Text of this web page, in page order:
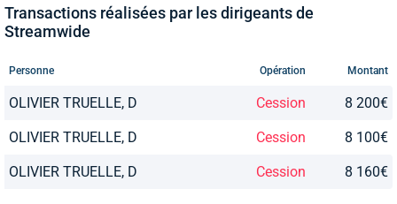
Transactions réalisées par les dirigeants de
Streamwide
Personne Opération Montant
OLIVIER TRUELLE, D Cession 8 200€
OLIVIER TRUELLE, D Cession 8 100€
OLIVIER TRUELLE, D Cession 8 160€